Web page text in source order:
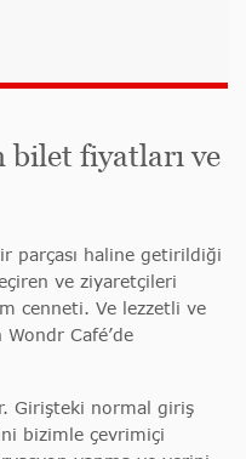
fiyatları ve
parçası haline getirildiği
ve ziyaretçileri
cenneti. Ve lezzetli ve
Wondr Café’de
Girişteki normal giriş
bizimle çevrimiçi